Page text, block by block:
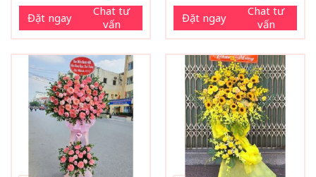
Đặt ngay
Chat tư
vấn
Đặt ngay
Chat tư
vấn